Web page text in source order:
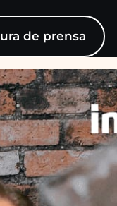
de prensa